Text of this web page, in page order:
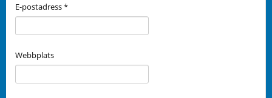
E-postadress*
Webbplats